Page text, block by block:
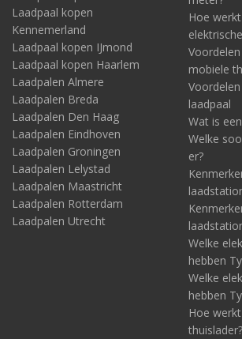
Laadpaal kopen
Kennemerland
Laadpaal kopen IJmond
Laadpaal kopen Haarlem
Laadpalen Almere
Laadpalen Breda
Laadpalen Den Haag
Laadpalen Eindhoven
Laadpalen Groningen
Laadpalen Lelystad
Laadpalen Maastricht
Laadpalen Rotterdam
Laadpalen Utrecht
Hoe
mobiele
laadpaal
Wat is
Welke
er?
Welke
hebben
Welke
hebben
Hoe
thuislader?